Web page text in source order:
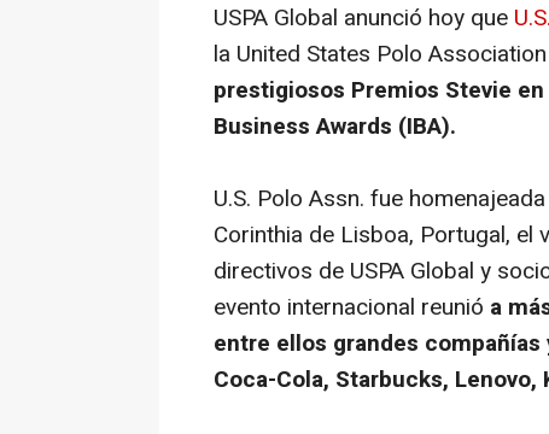
USPA Global anunció hoy que
la United States Polo Association
prestigiosos Premios Stevie
Business Awards (IBA).
U.S. Polo Assn. fue
Corinthia de Lisboa, Portugal, el
directivos de USPA Global y
evento internacional reunió a
entre ellos grandes
Coca-Cola, Starbucks,